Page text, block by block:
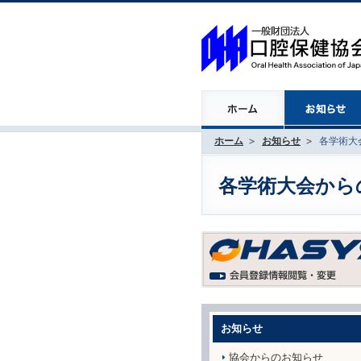
ホーム お知らせ 各学術大
各学術大会か
お知らせ
協会からのお知らせ